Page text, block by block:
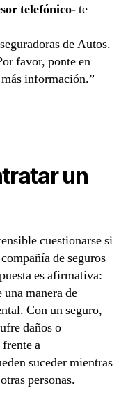
telefónico-te
de Autos.
favor, ponte en
información.”
un
cuestionarse si
de seguros
es afirmativa:
una manera de
Con un seguro,
daños o
a
suceder mientras
personas.